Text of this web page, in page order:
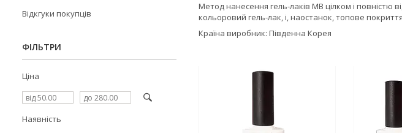
Метод нанесення гель-лаків MB цілком і повністю
кольоровий гель-лак, і, наостанок, топове
Країна виробник: Південна Корея
Відкгуки покупців
ФІЛЬТРИ
Ціна
Наявність